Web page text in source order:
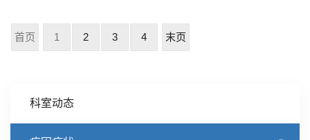
科室动态
首页 1 2 3 4 末页